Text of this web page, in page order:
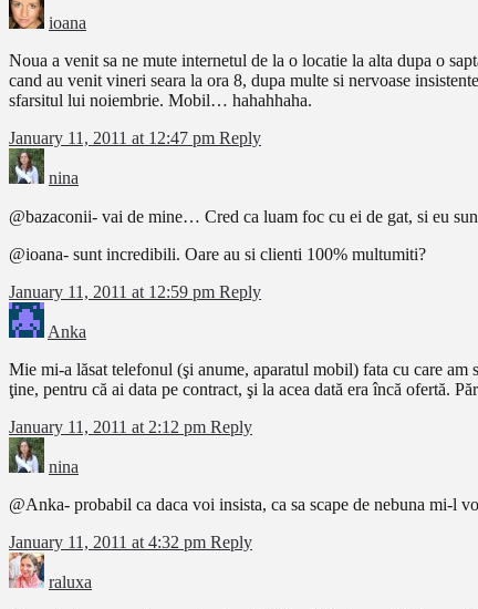
ioana
Noua a venit sa ne mute internetul de la o locatie la alta dupa o
cand au venit vineri seara la ora 8, dupa multe si nervoase
sfarsitul lui noiembrie. Mobil… hahahhaha.
January 11, 2011 at 12:47 pm Reply
nina
@bazaconii- vai de mine… Cred ca luam foc cu ei de gat, si eu
@ioana- sunt incredibili. Oare au si clienti 100% multumiti?
January 11, 2011 at 12:59 pm Reply
Anka
Mie mi-a lăsat telefonul (şi anume, aparatul mobil) fata cu care am
ţine, pentru că ai data pe contract, şi la acea dată era încă ofertă.
January 11, 2011 at 2:12 pm Reply
nina
@Anka- probabil ca daca voi insista, ca sa scape de nebuna mi-l
January 11, 2011 at 4:32 pm Reply
raluxa